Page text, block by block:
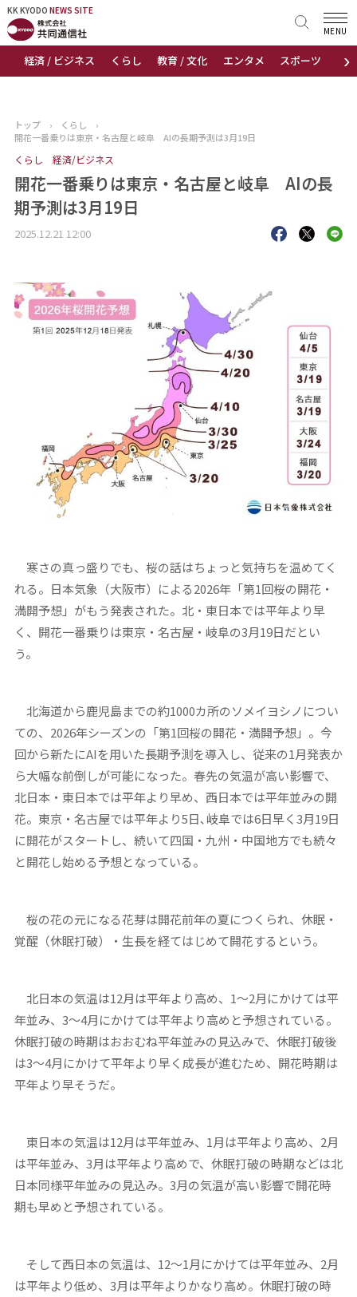
KK KYODO NEWS SITE
›
経済 / ビジネス くらし 教育 / 文化 エンタメ スポーツ 地域
MENU
KK KYODONEWS SITE
トップページ
ニュース
おすすめコンテンツ
出版物
トップ › くらし
›
開花一番乗りは東京・名古屋と岐阜 AIの長期予測は3月19日
くらし 経済/ビジネス
開花一番乗りは東京・名古屋と岐阜 AIの長
期予測は3月19日
2025.12.21 12:00
寒さの真っ盛りでも、桜の話はちょっと気持ちを温めてく
れる。日本気象（大阪市）による2026年「第1回桜の開花・
満開予想」がもう発表された。北・東日本では平年より早
く、開花一番乗りは東京・名古屋・岐阜の3月19日だとい
う。
北海道から鹿児島までの約1000カ所のソメイヨシノについ
ての、2026年シーズンの「第1回桜の開花・満開予想」。今
回から新たにAIを用いた長期予測を導入し、従来の1月発表か
ら大幅な前倒しが可能になった。春先の気温が高い影響で、
北日本・東日本では平年より早め、西日本では平年並みの開
花。東京・名古屋では平年より5日､岐阜では6日早く3月19日
に開花がスタートし、続いて四国・九州・中国地方でも続々
と開花し始める予想となっている。
桜の花の元になる花芽は開花前年の夏につくられ、休眠・
覚醒（休眠打破）・生長を経てはじめて開花するという。
北日本の気温は12月は平年より高め、1～2月にかけては平
年並み、3～4月にかけては平年より高めと予想されている。
休眠打破の時期はおおむね平年並みの見込みで、休眠打破後
は3～4月にかけて平年より早く成長が進むため、開花時期は
平年より早そうだ。
東日本の気温は12月は平年並み、1月は平年より高め、2月
は平年並み、3月は平年より高めで、休眠打破の時期などは北
日本同様平年並みの見込み。3月の気温が高い影響で開花時
期も早めと予想されている。
そして西日本の気温は、12～1月にかけては平年並み、2月
は平年より低め、3月は平年よりかなり高め。休眠打破の時